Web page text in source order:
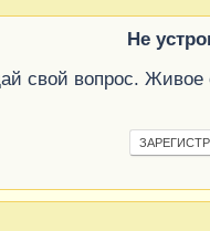
Не
свой вопрос.